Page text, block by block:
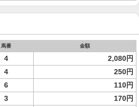
馬番 金額
4 2,080円
4
250円
6
110円
3
170円